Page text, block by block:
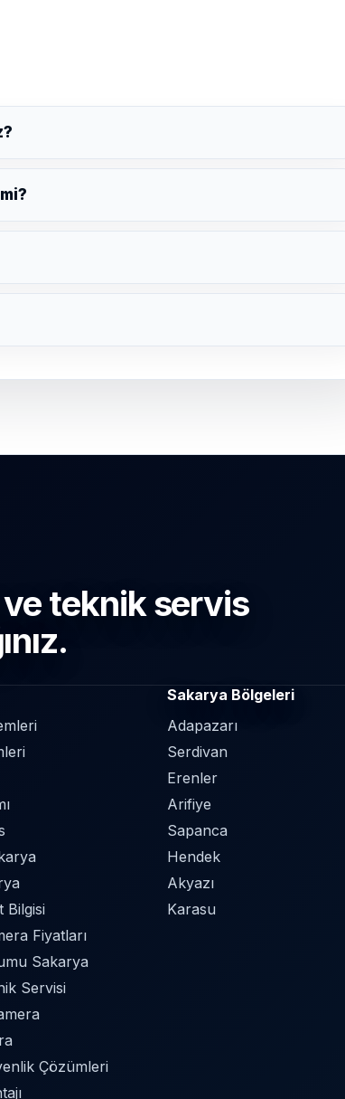
ve teknik servis
Bilgisi
Fiyatları
Sakarya
Servisi
Çözümleri
Sakarya Bölgeleri
Adapazarı
Serdivan
Erenler
Arifiye
Sapanca
Hendek
Akyazı
Karasu